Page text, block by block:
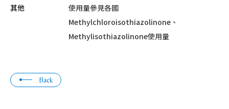
其他
使用量參見各國
Methylchloroisothiazolinone、
Methylisothiazolinone使用量
Back